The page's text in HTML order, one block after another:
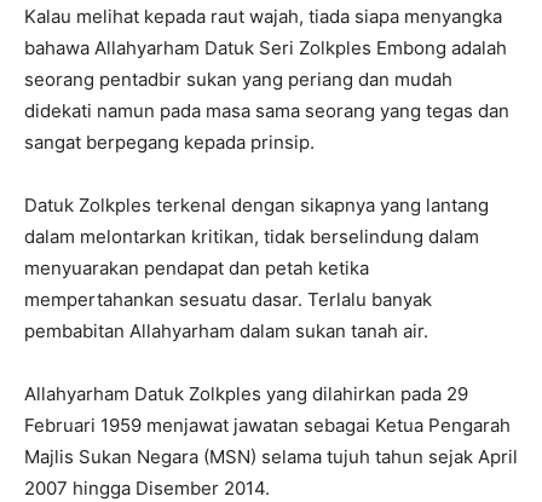
Kalau melihat kepada raut wajah, tiada siapa menyangka
bahawa Allahyarham Datuk Seri Zolkples Embong adalah
seorang pentadbir sukan yang periang dan mudah
didekati namun pada masa sama seorang yang tegas dan
sangat berpegang kepada prinsip.
Datuk Zolkples terkenal dengan sikapnya yang lantang
dalam melontarkan kritikan, tidak berselindung dalam
menyuarakan pendapat dan petah ketika
mempertahankan sesuatu dasar. Terlalu banyak
pembabitan Allahyarham dalam sukan tanah air.
Allahyarham Datuk Zolkples yang dilahirkan pada 29
Februari 1959 menjawat jawatan sebagai Ketua Pengarah
Majlis Sukan Negara (MSN) selama tujuh tahun sejak April
2007 hingga Disember 2014.